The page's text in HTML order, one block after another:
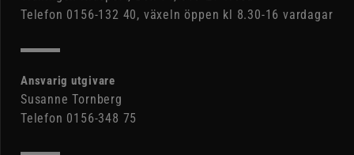
Telefon 0156-132 40, växeln öppen kl 8.30-16 vardagar
Ansvarig utgivare
Susanne Tornberg
Telefon 0156-348 75